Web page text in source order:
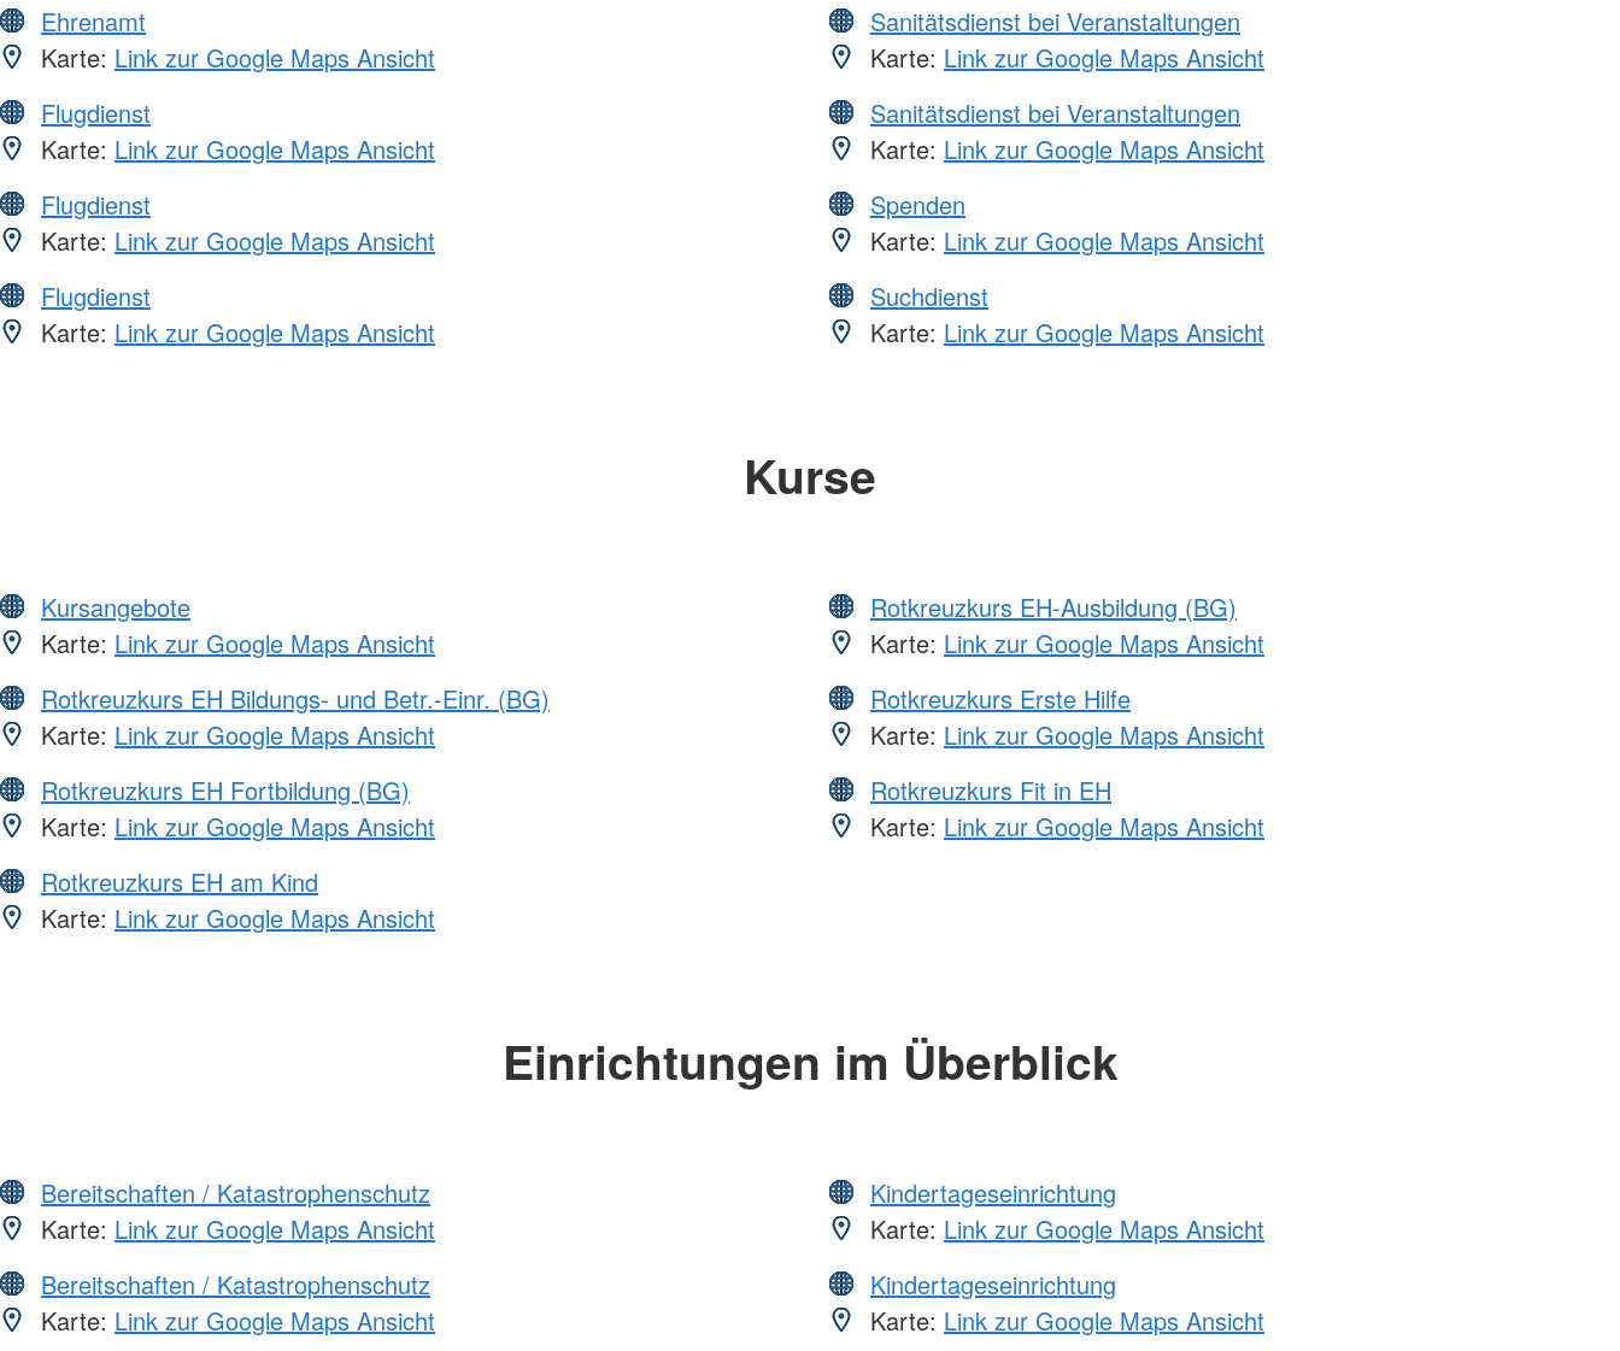
Ehrenamt
Karte: Link zur Google Maps Ansicht
Flugdienst
Karte: Link zur Google Maps Ansicht
Flugdienst
Karte: Link zur Google Maps Ansicht
Flugdienst
Karte: Link zur Google Maps Ansicht
Sanitätsdienst bei Veranstaltungen
Karte: Link zur Google Maps Ansicht
Sanitätsdienst bei Veranstaltungen
Karte: Link zur Google Maps Ansicht
Spenden
Karte: Link zur Google Maps Ansicht
Suchdienst
Karte: Link zur Google Maps Ansicht
Kurse
Kursangebote
Karte: Link zur Google Maps Ansicht
Rotkreuzkurs EH Bildungs- und Betr.-Einr. (BG)
Karte: Link zur Google Maps Ansicht
Rotkreuzkurs EH Fortbildung (BG)
Karte: Link zur Google Maps Ansicht
Rotkreuzkurs EH am Kind
Karte: Link zur Google Maps Ansicht
Rotkreuzkurs EH-Ausbildung (BG)
Karte: Link zur Google Maps Ansicht
Rotkreuzkurs Erste Hilfe
Karte: Link zur Google Maps Ansicht
Rotkreuzkurs Fit in EH
Karte: Link zur Google Maps Ansicht
Einrichtungen im Überblick
Bereitschaften / Katastrophenschutz
Karte: Link zur Google Maps Ansicht
Bereitschaften / Katastrophenschutz
Karte: Link zur Google Maps Ansicht
Kindertageseinrichtung
Karte: Link zur Google Maps Ansicht
Kindertageseinrichtung
Karte: Link zur Google Maps Ansicht